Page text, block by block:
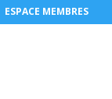
ESPACE MEMBRES